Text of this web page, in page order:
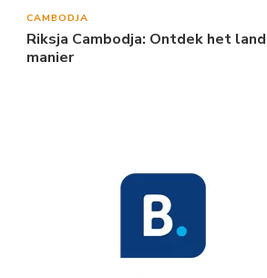
CAMBODJA
Riksja Cambodja: Ontdek het
manier